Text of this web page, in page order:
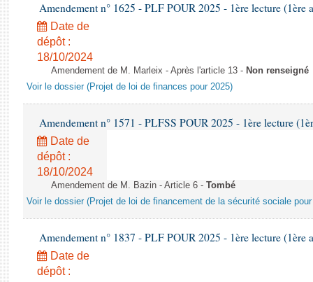
Amendement n° 1625 - PLF POUR 2025 - 1ère lecture (1ère
Date de
dépôt :
18/10/2024
Amendement de M. Marleix - Après l'article 13 - Non renseigné
Voir le dossier (Projet de loi de finances pour 2025)
Amendement n° 1571 - PLFSS POUR 2025 - 1ère lecture
Date de
dépôt :
18/10/2024
Amendement de M. Bazin - Article 6 - Tombé
Voir le dossier (Projet de loi de financement de la sécurité sociale pour
Amendement n° 1837 - PLF POUR 2025 - 1ère lecture (1ère
Date de
dépôt :